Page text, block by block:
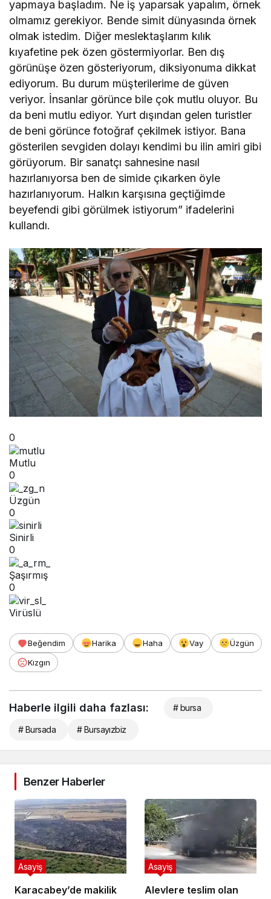
yapmaya başladım. Ne iş yaparsak yapalım, örnek
olmamız gerekiyor. Bende simit dünyasında örnek
olmak istedim. Diğer meslektaşlarım kılık
kıyafetine pek özen göstermiyorlar. Ben dış
görünüşe özen gösteriyorum, diksiyonuma dikkat
ediyorum. Bu durum müşterilerime de güven
veriyor. İnsanlar görünce bile çok mutlu oluyor. Bu
da beni mutlu ediyor. Yurt dışından gelen turistler
de beni görünce fotoğraf çekilmek istiyor. Bana
gösterilen sevgiden dolayı kendimi bu ilin amiri gibi
görüyorum. Bir sanatçı sahnesine nasıl
hazırlanıyorsa ben de simide çıkarken öyle
hazırlanıyorum. Halkın karşısına geçtiğimde
beyefendi gibi görülmek istiyorum” ifadelerini
kullandı.
0
Mutlu
0
Üzgün
0
Sinirli
0
Şaşırmış
0
Virüslü
Beğendim Harika Haha Vay
Üzgün
Kızgın
Haberle ilgili daha fazlası: # bursa
# Bursada # Bursayızbiz
Benzer Haberler
Karacabey’de makilik
Asayiş
Alevlere teslim olan
Asayiş